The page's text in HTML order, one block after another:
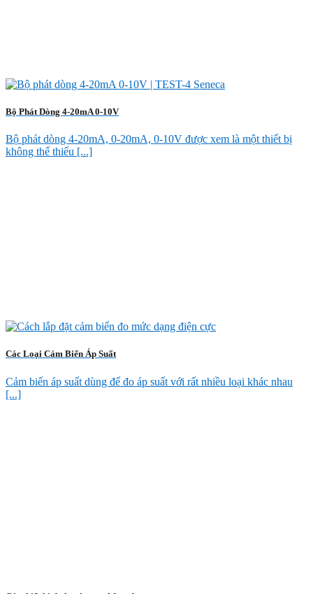
Bộ Phát Dòng 4-20mA 0-10V
Bộ phát dòng 4-20mA, 0-20mA, 0-10V được xem là một thiết bị
không thể thiếu [...]
Các Loại Cảm Biến Áp Suất
Cảm biến áp suất dùng để đo áp suất với rất nhiều loại khác nhau
[...]